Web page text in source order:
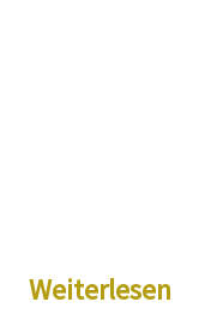
Weiterlesen